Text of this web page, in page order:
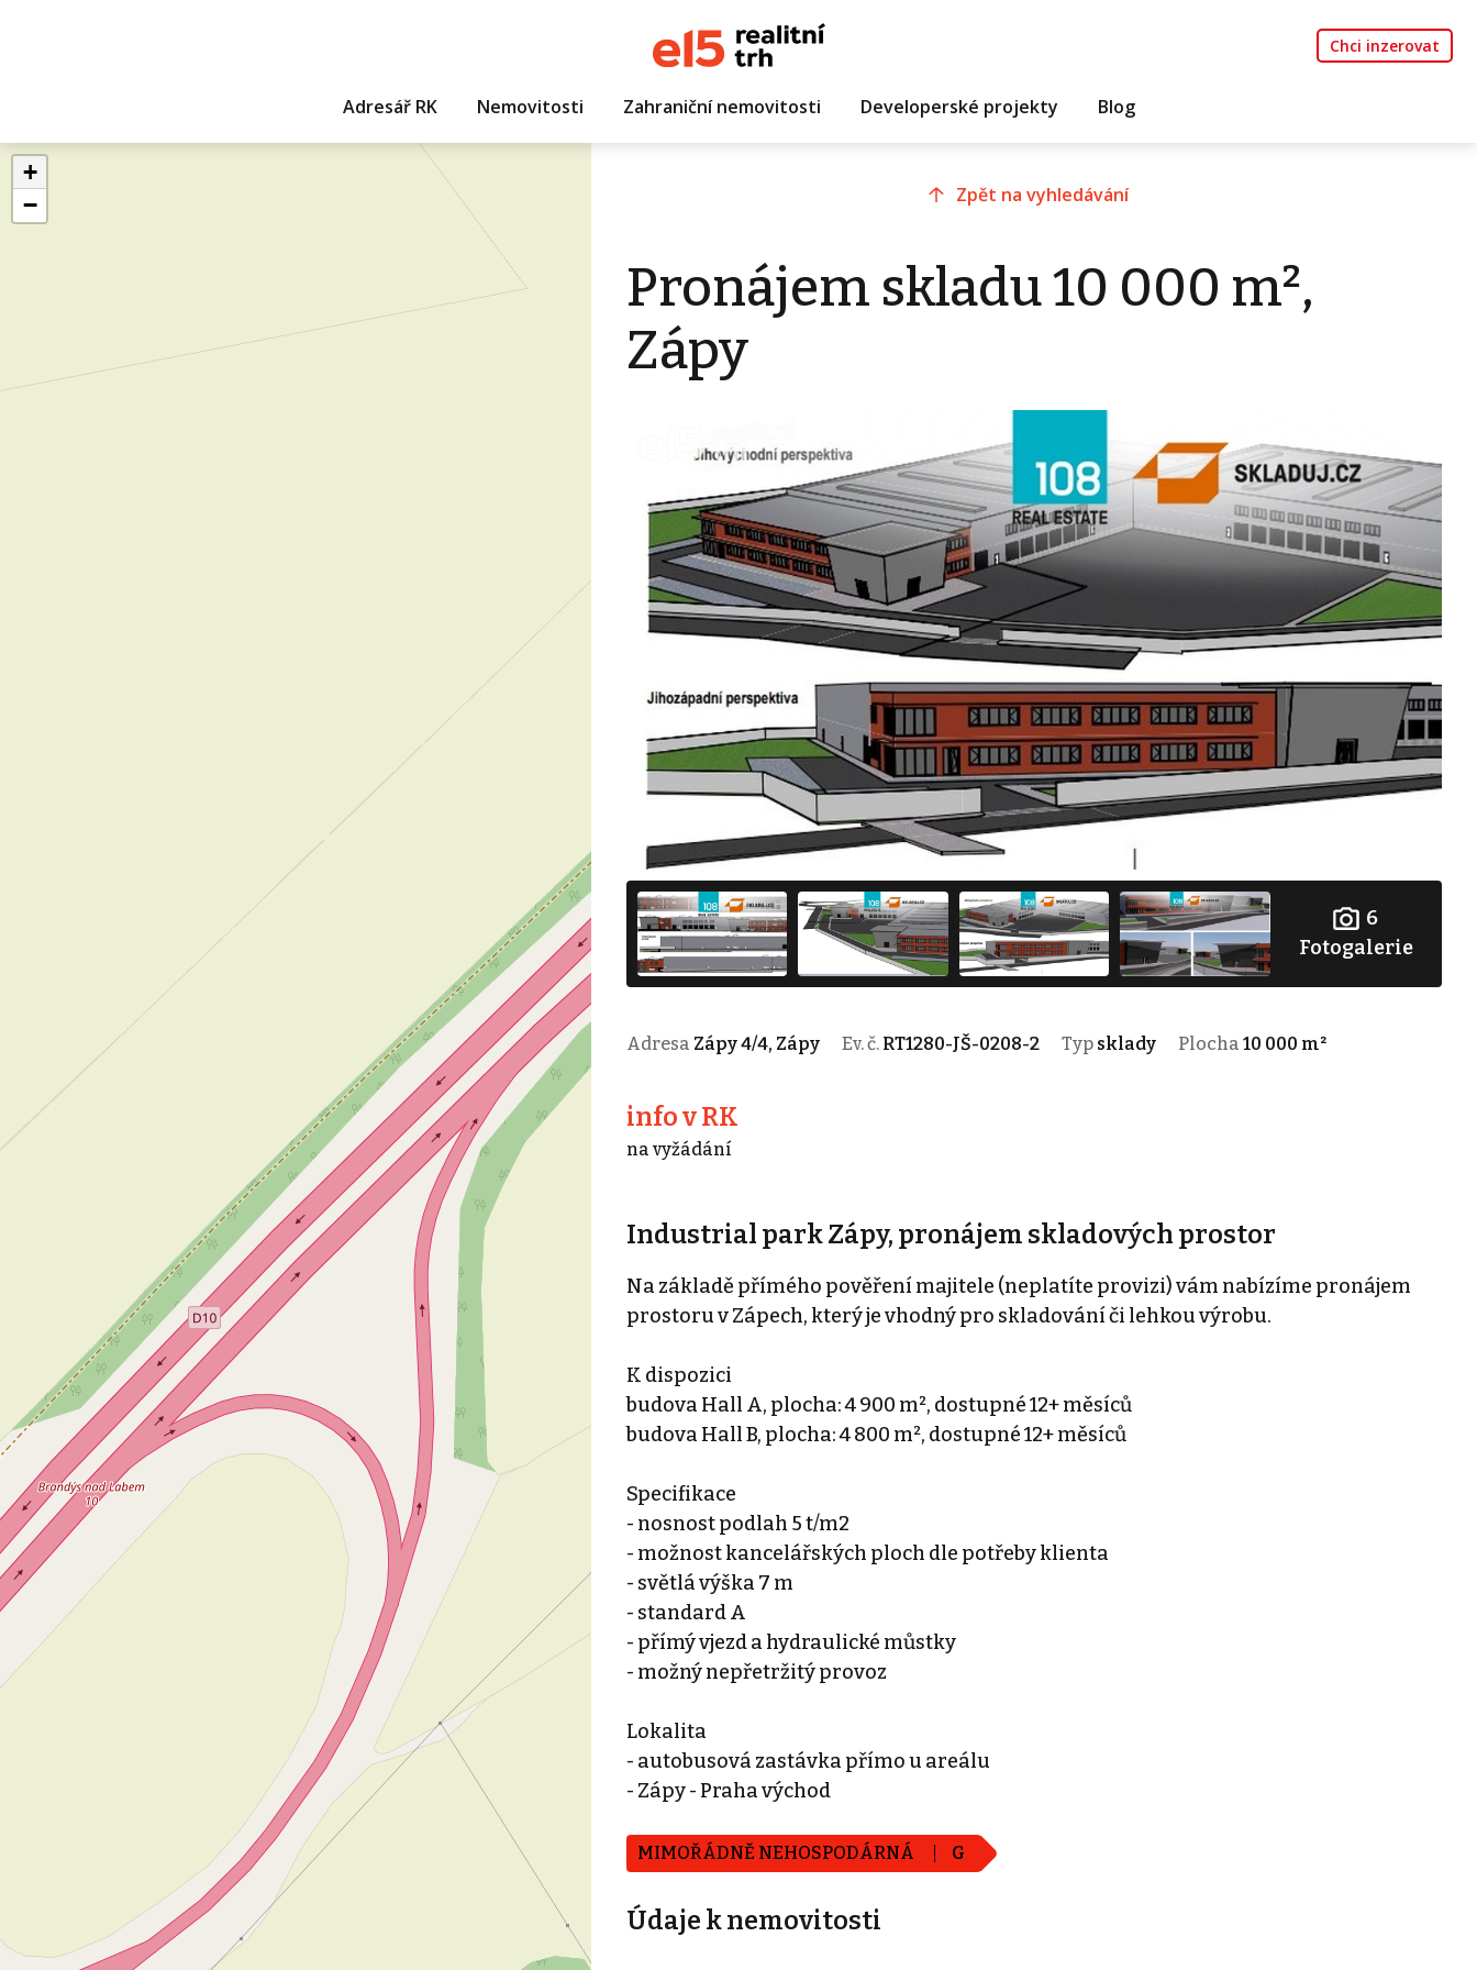
Chci inzerovat
Adresář RK Nemovitosti Zahraniční nemovitosti Developerské projekty Blog
+
−
Zpět na vyhledávání
Pronájem skladu 10 000 m²,
Zápy
6
Fotogalerie
Adresa Zápy 4/4, Zápy Ev. č. RT1280-JŠ-0208-2 Typ sklady Plocha 10 000 m²
info v RK
na vyžádání
Industrial park Zápy, pronájem skladových prostor
Na základě přímého pověření majitele (neplatíte provizi) vám nabízíme pronájem
prostoru v Zápech, který je vhodný pro skladování či lehkou výrobu.
K dispozici
budova Hall A, plocha: 4 900 m², dostupné 12+ měsíců
budova Hall B, plocha: 4 800 m², dostupné 12+ měsíců
Specifikace
- nosnost podlah 5 t/m2
- možnost kancelářských ploch dle potřeby klienta
- světlá výška 7 m
- standard A
- přímý vjezd a hydraulické můstky
- možný nepřetržitý provoz
Lokalita
- autobusová zastávka přímo u areálu
- Zápy - Praha východ
MIMOŘÁDNĚ NEHOSPODÁRNÁ G
Údaje k nemovitosti